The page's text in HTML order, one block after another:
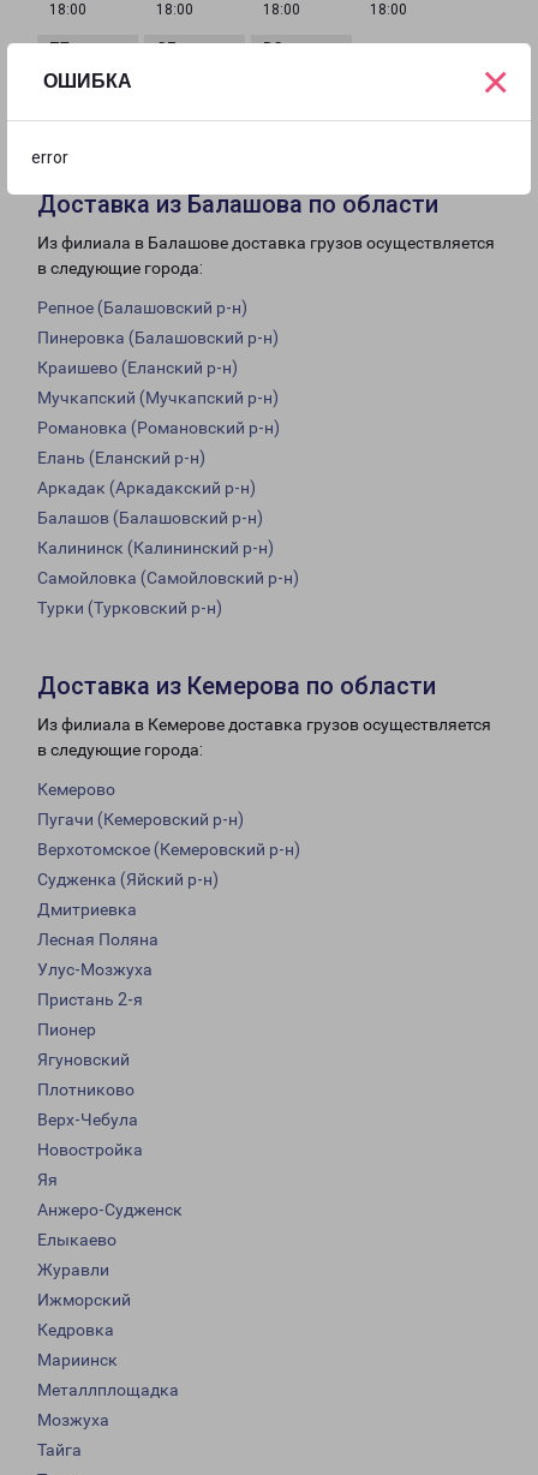
ОШИБКА
error
×
18:00 18:00 18:00 18:00
с 09:00 до
Доставка из Балашова по области
Из филиала в Балашове доставка грузов осуществляется
в следующие города:
Репное (Балашовский р-н)
Пинеровка (Балашовский р-н)
Краишево (Еланский р-н)
Мучкапский (Мучкапский р-н)
Романовка (Романовский р-н)
Елань (Еланский р-н)
Аркадак (Аркадакский р-н)
Балашов (Балашовский р-н)
Калининск (Калининский р-н)
Самойловка (Самойловский р-н)
Турки (Турковский р-н)
Доставка из Кемерова по области
Из филиала в Кемерове доставка грузов осуществляется
в следующие города:
Кемерово
Пугачи (Кемеровский р-н)
Верхотомское (Кемеровский р-н)
Судженка (Яйский р-н)
Дмитриевка
Лесная Поляна
Улус-Мозжуха
Пристань 2-я
Пионер
Ягуновский
Плотниково
Верх-Чебула
Новостройка
Яя
Анжеро-Судженск
Елыкаево
Журавли
Ижморский
Кедровка
Мариинск
Металлплощадка
Мозжуха
Тайга